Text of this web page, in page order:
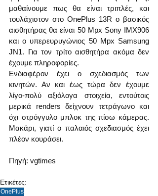
μαθαίνουμε πως θα είναι τριπλές, και
τουλάχιστον στο OnePlus 13R ο βασικός
αισθητήρας θα είναι 50 Mpx Sony IMX906
και ο υπερευρυγώνιος 50 Mpx Samsung
JN1. Για τον τρίτο αισθητήρα ακόμα δεν
έχουμε πληροφορίες.
Ενδιαφέρον έχει ο σχεδιασμός των
κινητών. Αν και έως τώρα δεν έχουμε
λίγο-πολύ αξιόλογα στοιχεία, εντούτοις
μερικά renders δείχνουν τετράγωνο και
όχι στρόγγυλο μπλοκ της πίσω κάμερας.
Μακάρι, γιατί ο παλαιός σχεδιασμός έχει
πλέον κουράσει.
Πηγή: vgtimes
Ετικέτες:
OnePlus